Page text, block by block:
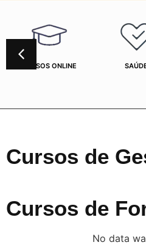
CURSOS ONLINE
Cursos de
Cursos de
No data